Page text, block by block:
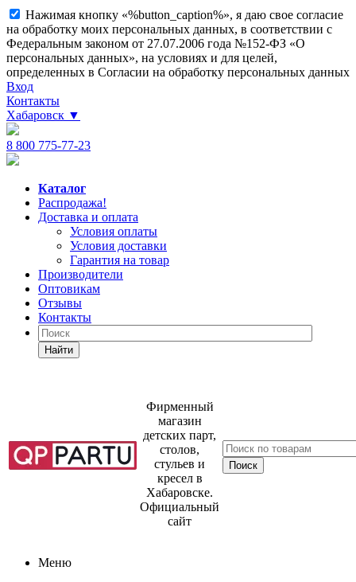
Нажимая кнопку «%button_caption%», я даю свое согласие
на обработку моих персональных данных, в соответствии с
Федеральным законом от 27.07.2006 года №152-ФЗ «О
персональных данных», на условиях и для целей,
определенных в Согласии на обработку персональных данных
Вход
Контакты
Хабаровск ▼
8 800 775-77-23
Каталог
Распродажа!
Доставка и оплата
Условия оплаты
Условия доставки
Гарантия на товар
Производители
Оптовикам
Отзывы
Контакты
Найти
Фирменный
магазин
детских парт,
столов,
стульев и
кресел в
Хабаровске.
Официальный
сайт
Меню